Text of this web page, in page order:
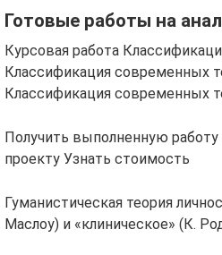
Готовые работы на
Курсовая работа
Классификация современных
Классификация современных
Получить выполненную
проекту Узнать стоимость
Гуманистическая теория
Маслоу) и «клиническое» (К.